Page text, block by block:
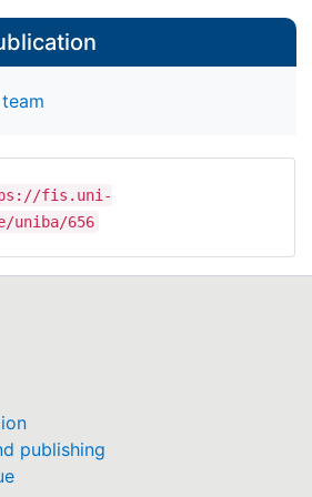
fis.uni-
uniba/656
publishing